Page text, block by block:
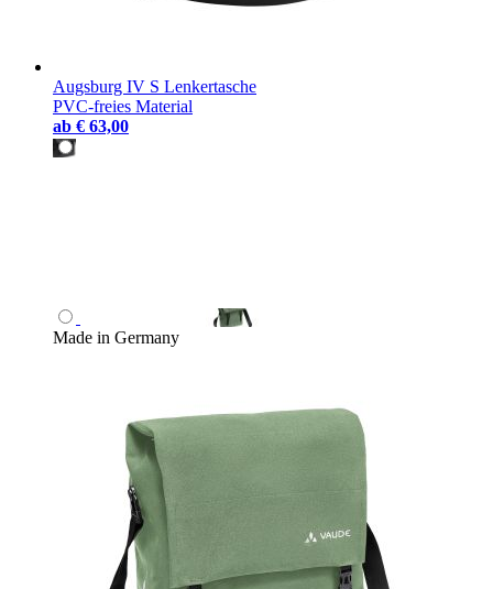
Augsburg IV S Lenkertasche
PVC-freies Material
ab € 63,00
Made in Germany